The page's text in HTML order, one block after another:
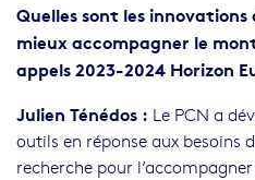
Body
Quelles sont les innovations
mieux accompagner le
appels 2023-2024 Horizon
Julien Ténédos : Le PCN a
outils en réponse aux besoins
recherche pour